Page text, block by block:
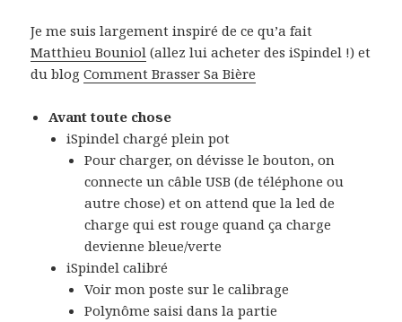
Je me suis largement inspiré de ce qu’a fait
Matthieu Bouniol (allez lui acheter des iSpindel !) et
du blogComment Brasser Sa Bière
Avant toute chose
iSpindel chargé plein pot
Pour charger, on dévisse le bouton, on
connecte un câble USB (de téléphone ou
autre chose) et on attend que la led de
charge qui est rouge quand ça charge
devienne bleue/verte
iSpindel calibré
Voir mon poste sur le calibrage
Polynôme saisi dans la partie